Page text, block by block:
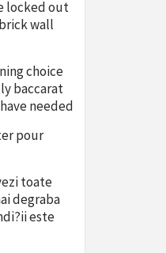
locked out
wall
choice
baccarat
needed
pour
toate
degraba
este